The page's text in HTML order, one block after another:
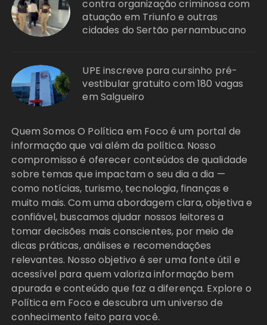
contra organização criminosa com
atuação em Triunfo e outras
cidades do Sertão pernambucano
UPE inscreve para cursinho pré-
vestibular gratuito com 180 vagas
em Salgueiro
Quem Somos O Política em Foco é um portal de
informação que vai além da política. Nosso
compromisso é oferecer conteúdos de qualidade
sobre temas que impactam o seu dia a dia —
como notícias, turismo, tecnologia, finanças e
muito mais. Com uma abordagem clara, objetiva e
confiável, buscamos ajudar nossos leitores a
tomar decisões mais conscientes, por meio de
dicas práticas, análises e recomendações
relevantes. Nosso objetivo é ser uma fonte útil e
acessível para quem valoriza informação bem
apurada e conteúdo que faz a diferença. Explore o
Política em Foco e descubra um universo de
conhecimento feito para você.